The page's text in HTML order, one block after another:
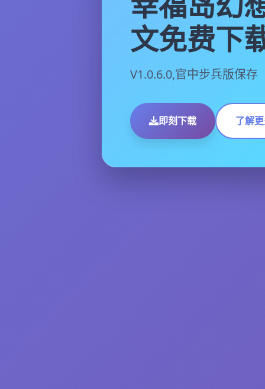
文免费下
V1.0.6.0,官中步兵版保存
即刻下载 了解